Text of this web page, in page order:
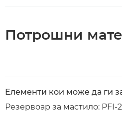
Потрошни
Елементи кои може да ги
Резервоар за мастило: PFI-